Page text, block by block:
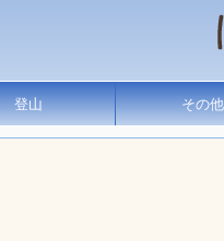
登山 その他